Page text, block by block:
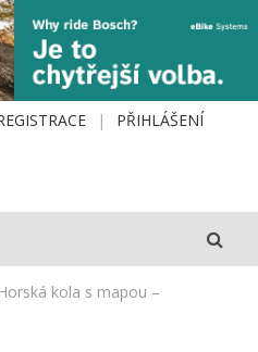
PŘIHLÁŠENÍ
Horská kola s mapou –